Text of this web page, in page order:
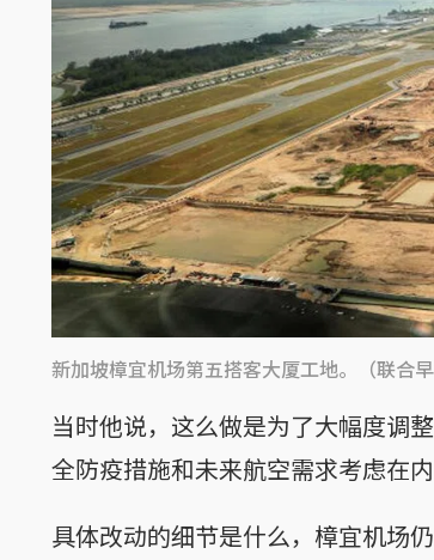
新加坡樟宜机场第五搭客大厦工地。（联合早
当时他说，这么做是为了大幅度调
全防疫措施和未来航空需求考虑在
具体改动的细节是什么，樟宜机场